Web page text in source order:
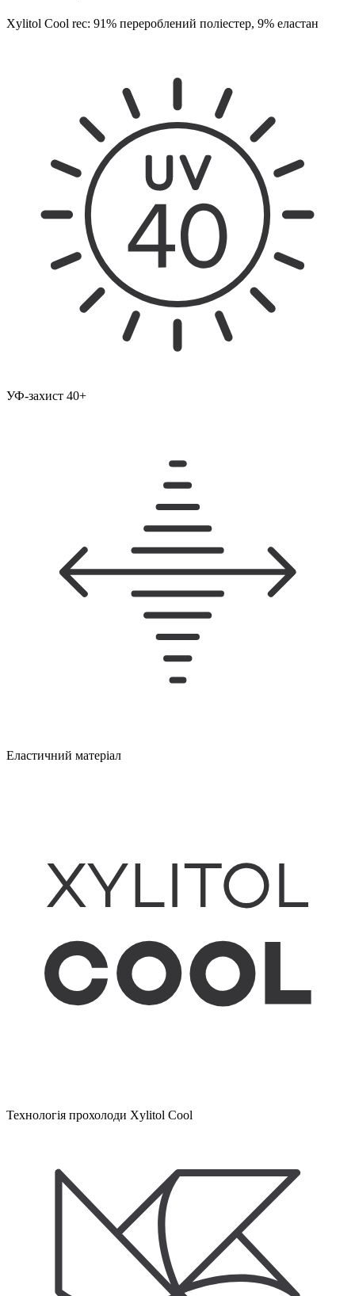
Xylitol Cool rec: 91% перероблений поліестер, 9% еластан
УФ-захист 40+
Еластичний матеріал
Технологія прохолоди Xylitol Cool